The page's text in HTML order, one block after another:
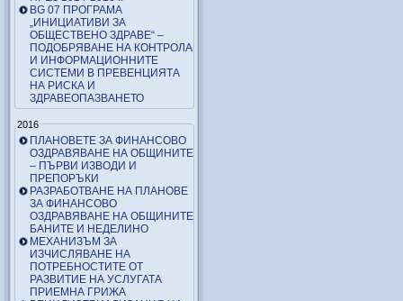
BG 07 ПРОГРАМА
„ИНИЦИАТИВИ ЗА
ОБЩЕСТВЕНО ЗДРАВЕ“ –
ПОДОБРЯВАНЕ НА КОНТРОЛА
И ИНФОРМАЦИОННИТЕ
СИСТЕМИ В ПРЕВЕНЦИЯТА
НА РИСКА И
ЗДРАВЕОПАЗВАНЕТО
2016
ПЛАНОВЕТЕ ЗА ФИНАНСОВО
ОЗДРАВЯВАНЕ НА ОБЩИНИТЕ
– ПЪРВИ ИЗВОДИ И
ПРЕПОРЪКИ
РАЗРАБОТВАНЕ НА ПЛАНОВЕ
ЗА ФИНАНСОВО
ОЗДРАВЯВАНЕ НА ОБЩИНИТЕ
БАНИТЕ И НЕДЕЛИНО
МЕХАНИЗЪМ ЗА
ИЗЧИСЛЯВАНЕ НА
ПОТРЕБНОСТИТЕ ОТ
РАЗВИТИЕ НА УСЛУГАТА
ПРИЕМНА ГРИЖА